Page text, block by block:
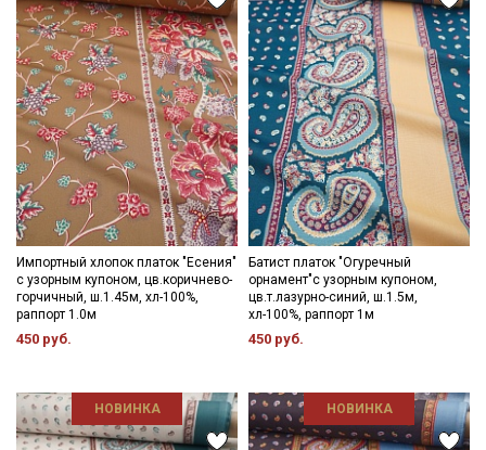
Импортный хлопок платок "Есения"
с узорным купоном, цв.коричнево-
горчичный, ш.1.45м, хл-100%,
раппорт 1.0м
450 руб.
Батист платок "Огуречный
орнамент"с узорным купоном,
цв.т.лазурно-синий, ш.1.5м,
хл-100%, раппорт 1м
450 руб.
НОВИНКА НОВИНКА